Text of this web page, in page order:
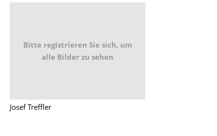
Bitte registrieren Sie sich, um
alle Bilder zu sehen
Josef Treffler